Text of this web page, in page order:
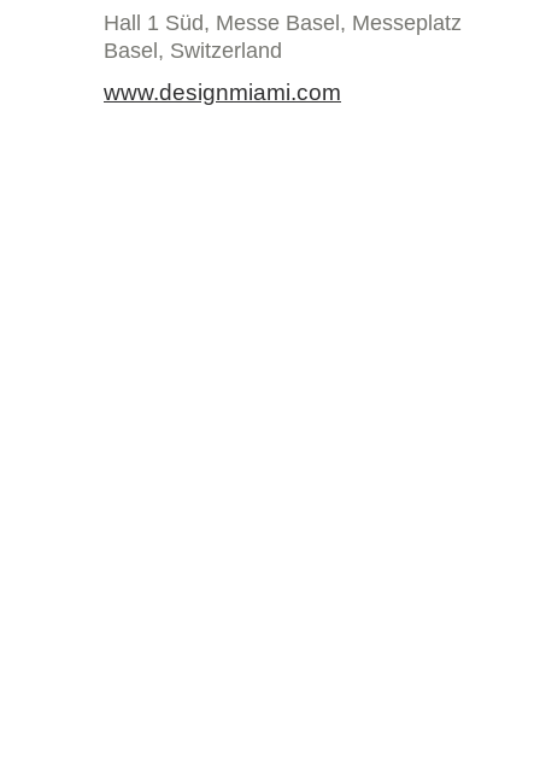
Hall 1 Süd, Messe Basel, Messeplatz
Basel, Switzerland
www.designmiami.com